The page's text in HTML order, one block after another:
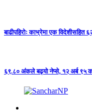
बाढीपहिरोः काभ्रेमा एक विदेशीसहित
६९.८० अंकले बढ्यो नेप्से, १२ अर्ब ९५